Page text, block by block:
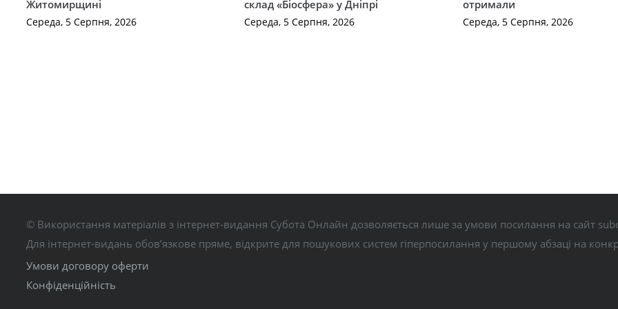
Житомирщині
Середа, 5 Серпня, 2026
склад «Біосфера» у Дніпрі
Середа, 5 Серпня, 2026
отримали
Середа, 5 Серпня, 2026
© Використання матеріалів з інтернет-видання Субота Онлайн дозволяється лише за умови посилання на сайт
Для інтернет-видань обов’язкове пряме, відкрите для пошукових систем гіперпосилання у першому абзаці на
Умови договору оферти
Конфіденційність